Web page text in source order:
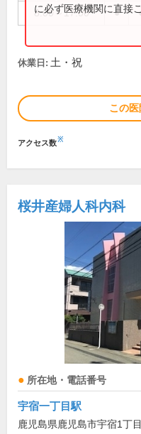
8:00～17:00 ●
に必ず医療機関に直接
休業日: 土・祝
この
アクセス数※
桜井産婦人科内科
所在地・電話番号
宇宿一丁目駅
鹿児島県鹿児島市宇宿1丁